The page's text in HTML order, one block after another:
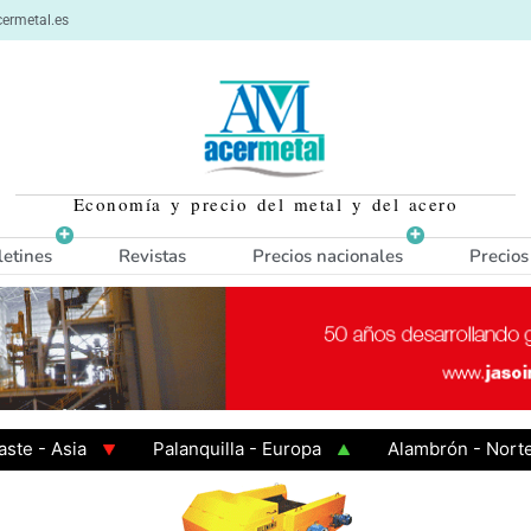
Economía y precio del metal y del acero
Revistas Precios nacionales
Palanquilla - Europa
Alambrón - Norte Europa